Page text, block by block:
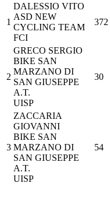
1
DALESSIO VITO
ASD NEW
CYCLING TEAM
FCI
372
2
GRECO SERGIO
BIKE SAN
MARZANO DI
SAN GIUSEPPE
A.T.
UISP
30
3
ZACCARIA
GIOVANNI
BIKE SAN
MARZANO DI
SAN GIUSEPPE
A.T.
UISP
54